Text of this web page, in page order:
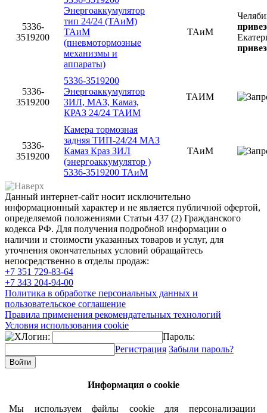
5336-
3519200
Энергоаккумулятор
тип 24/24 (ТАиМ)
ТАиМ
(пневмотормозные
механизмы и
аппараты)
ТАиМ
5336-
3519200
5336-3519200
Энергоаккумулятор
ЗИЛ, МАЗ, Камаз,
КРАЗ 24/24 ТАИМ
ТАИМ
5336-
3519200
Камера тормозная
задняя ТИП-24/24 МАЗ
Камаз Краз ЗИЛ
(энергоаккумулятор )
5336-3519200 ТАиМ
ТАиМ
Данный интернет-сайт носит исключительно
информационный характер и не является публичной офертой,
определяемой положениями Статьи 437 (2) Гражданского
кодекса РФ. Для получения подробной информации о
наличии и стоимости указанных товаров и услуг, для
уточнения окончательных условий обращайтесь
непосредственно в отделы продаж:
+7 351 729-83-64
+7 343 204-94-00
Политика в обработке персональных данных и
пользовательское соглашение
Правила применения рекомендательных технологий
Условия использования cookie
Логин:
Пароль:
Регистрация Забыли пароль?
Информация о cookie
Мы используем файлы cookie для персонализации